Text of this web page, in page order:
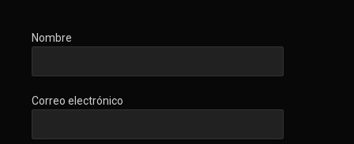
Nombre
Correo electrónico